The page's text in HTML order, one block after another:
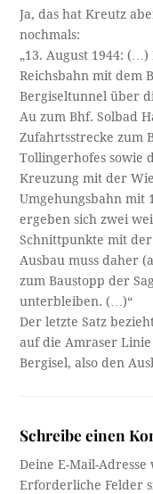
Ja, das hat Kreutz
nochmals:
„13. August 1944:
Reichsbahn mit dem
Bergiseltunnel über
Au zum Bhf. Solbad
Zufahrtsstrecke zum
Tollingerhofes sowie
Kreuzung mit der
Umgehungsbahn mit
ergeben sich zwei
Schnittpunkte mit
Ausbau muss daher
zum Baustopp der
unterbleiben. (…)“
Der letzte Satz
auf die Amraser
Bergisel, also den
Schreibe einen
Deine E-Mail-
Erforderliche Felder